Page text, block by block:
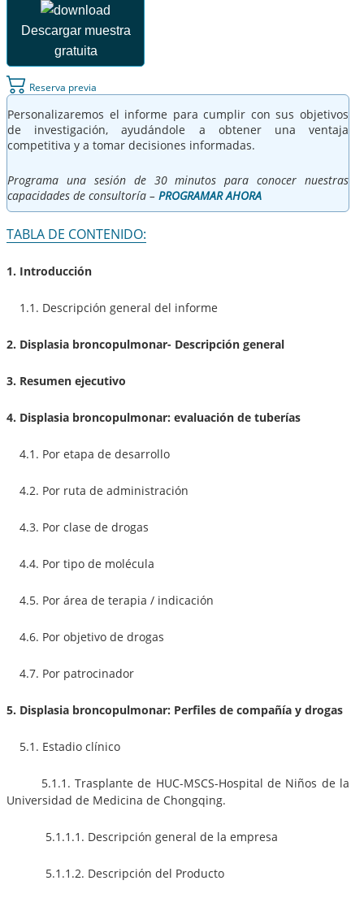
Descargar muestra
gratuita
Reserva previa
Personalizaremos el informe para cumplir con sus objetivos
de investigación, ayudándole a obtener una ventaja
competitiva y a tomar decisiones informadas.
Programa una sesión de 30 minutos para conocer nuestras
capacidades de consultoría – PROGRAMAR AHORA
TABLA DE CONTENIDO:
1. Introducción
1.1. Descripción general del informe
2. Displasia broncopulmonar- Descripción general
3. Resumen ejecutivo
4. Displasia broncopulmonar: evaluación de tuberías
4.1. Por etapa de desarrollo
4.2. Por ruta de administración
4.3. Por clase de drogas
4.4. Por tipo de molécula
4.5. Por área de terapia / indicación
4.6. Por objetivo de drogas
4.7. Por patrocinador
5. Displasia broncopulmonar: Perfiles de compañía y drogas
5.1. Estadio clínico
5.1.1. Trasplante de HUC-MSCS-Hospital de Niños de la
Universidad de Medicina de Chongqing.
5.1.1.1. Descripción general de la empresa
5.1.1.2. Descripción del Producto